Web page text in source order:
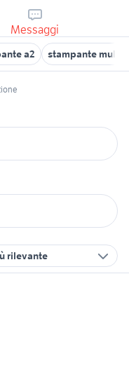
Messaggi
a2 stampante
rilevante